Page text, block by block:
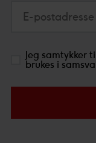
E-postadresse
Jeg samtykker
brukes i